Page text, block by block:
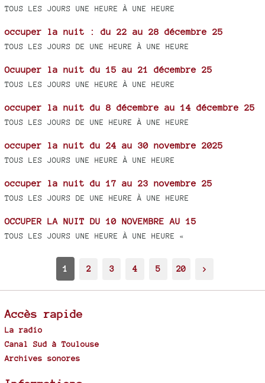
TOUS LES JOURS UNE HEURE À UNE HEURE
occuper la nuit : du 22 au 28 décembre 25
TOUS LES JOURS DE UNE HEURE À UNE HEURE
Ocuuper la nuit du 15 au 21 décembre 25
TOUS LES JOURS UNE HEURE À UNE HEURE
occuper la nuit du 8 décembre au 14 décembre 25
TOUS LES JOURS DE UNE HEURE À UNE HEURE
occuper la nuit du 24 au 30 novembre 2025
TOUS LES JOURS UNE HEURE À UNE HEURE
occuper la nuit du 17 au 23 novembre 25
TOUS LES JOURS DE UNE HEURE À UNE HEURE
OCCUPER LA NUIT DU 10 NOVEMBRE AU 15
TOUS LES JOURS UNE HEURE À UNE HEURE «
1 2 3 4 5 20 >
Accès rapide
La radio
Canal Sud à Toulouse
Archives sonores